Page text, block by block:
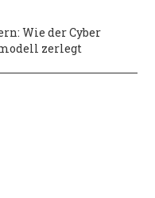
Wie der Cyber
zerlegt